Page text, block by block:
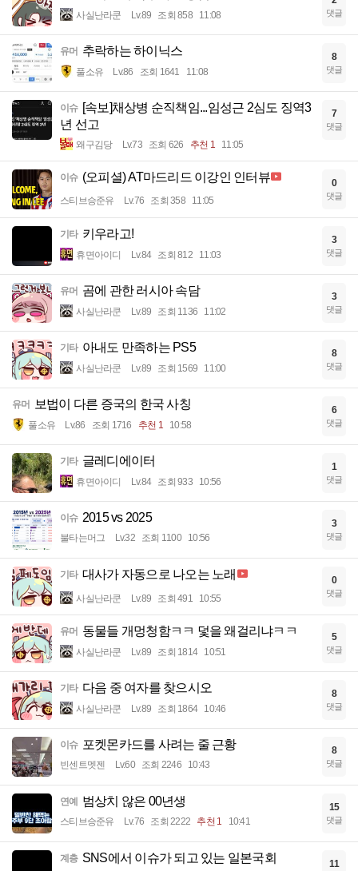
사실난라쿤 Lv.89 조회 858 11:08 댓글
유머 추락하는 하이닉스
풀소유 Lv.86 조회 1641 11:08
8
댓글
이슈 [속보]채상병 순직책임...임성근 2심도 징역3
년 선고
왜구김당 Lv.73 조회 626 추천 1 11:05
7
댓글
이슈 (오피셜) AT마드리드 이강인 인터뷰
스티브승준유 Lv.76 조회 358 11:05
0
댓글
기타 키우라고!
휴면아이디 Lv.84 조회 812 11:03
3
댓글
유머 곰에 관한 러시아 속담
사실난라쿤 Lv.89 조회 1136 11:02
3
댓글
기타 아내도 만족하는 PS5
사실난라쿤 Lv.89 조회 1569 11:00
8
댓글
유머 보법이 다른 증국의 한국 사칭
풀소유 Lv.86 조회 1716 추천 1 10:58
6
댓글
기타 글레디에이터
휴면아이디 Lv.84 조회 933 10:56
1
댓글
이슈 2015 vs 2025
불타는머그 Lv.32 조회 1100 10:56
3
댓글
기타 대사가 자동으로 나오는 노래
사실난라쿤 Lv.89 조회 491 10:55
0
댓글
유머 동물들 개멍청함ㅋㅋ 덫을 왜걸리냐ㅋㅋ
사실난라쿤 Lv.89 조회 1814 10:51
5
댓글
기타 다음 중 여자를 찾으시오
사실난라쿤 Lv.89 조회 1864 10:46
8
댓글
이슈 포켓몬카드를 사려는 줄 근황
빈센트멧젠 Lv.60 조회 2246 10:43
8
댓글
연예 범상치 않은 00년생
스티브승준유 Lv.76 조회 2222 추천 1 10:41
15
댓글
계층 SNS에서 이슈가 되고 있는 일본국회 11